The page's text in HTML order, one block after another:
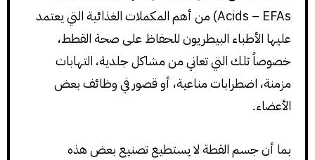
Acids – EFAs) من أهم المكملات الغذائية التي يعتمد
عليها الأطباء البيطريون للحفاظ على صحة القطط،
خصوصاً تلك التي تعاني من مشاكل جلدية، التهابات
مزمنة، اضطرابات مناعية، أو قصور في وظائف بعض
الأعضاء.
بما أن جسم القطة لا يستطيع تصنيع بعض هذه